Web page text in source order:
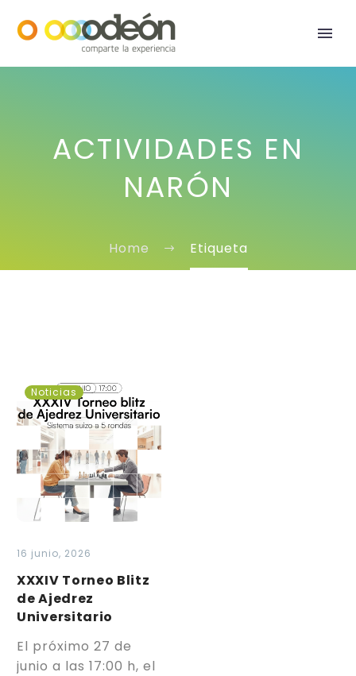
ACTIVIDADES EN
NARÓN
Home Etiqueta
XXXIV
Torneo
Blitz
de
Ajedrez
Universitario
Noticias
16 junio, 2026
XXXIV Torneo Blitz
de Ajedrez
Universitario
El próximo 27 de
junio a las 17:00 h, el